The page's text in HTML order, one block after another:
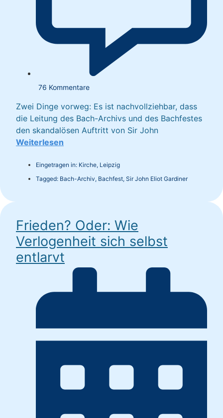
76 Kommentare
Zwei Dinge vorweg: Es ist nachvollziehbar, dass
die Leitung des Bach-Archivs und des Bachfestes
den skandalösen Auftritt von Sir John
Weiterlesen
Eingetragen in: Kirche, Leipzig
Tagged: Bach-Archiv, Bachfest, Sir John Eliot Gardiner
Frieden? Oder: Wie
Verlogenheit sich selbst
entlarvt